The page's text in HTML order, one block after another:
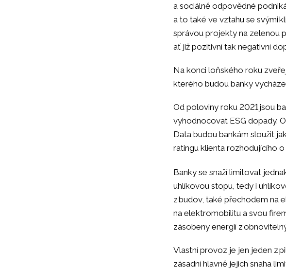
a sociálně odpovědné
a to také ve vztahu se svými
správou projekty na zelenou
ať již pozitivní tak negativní
Na konci loňského roku
kterého budou banky
Od poloviny roku 2021 jsou
vyhodnocovat ESG dopady.
Data budou bankám sloužit
ratingu klienta rozhodujícího o
Banky se snaží limitovat
uhlíkovou stopu, tedy i
z budov, také přechodem na
na elektromobilitu a svou
zásobeny energií z
Vlastní provoz je jen jeden z
zásadní hlavně jejich snaha